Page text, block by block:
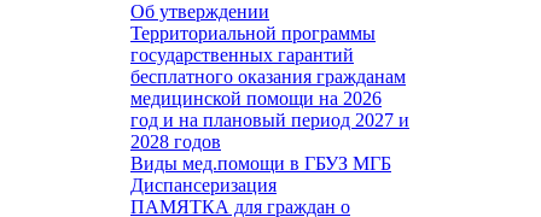
Об утверждении
Территориальной программы
государственных гарантий
бесплатного оказания гражданам
медицинской помощи на 2026
год и на плановый период 2027 и
2028 годов
Виды мед.помощи в ГБУЗ МГБ
Диспансеризация
ПАМЯТКА для граждан о